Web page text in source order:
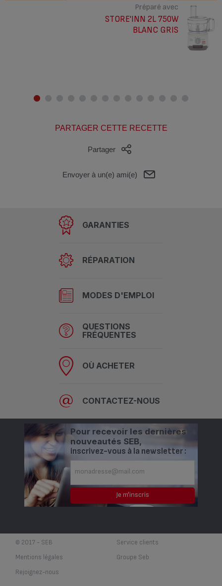
Préparé avec
STORE'INN 2L 750W
BLANC GRIS
PARTAGER CETTE RECETTE
Partager
Envoyer à un(e) ami(e)
GARANTIES
RÉPARATION
MODES D'EMPLOI
QUESTIONS
FRÉQUENTES
OÙ ACHETER
CONTACTEZ-NOUS
Pour recevoir les dernières
nouveautés SEB,
inscrivez-vous à la newsletter :
© 2017 - SEB
Service clients
Mentions légales
Groupe Seb
Rejoignez-nous